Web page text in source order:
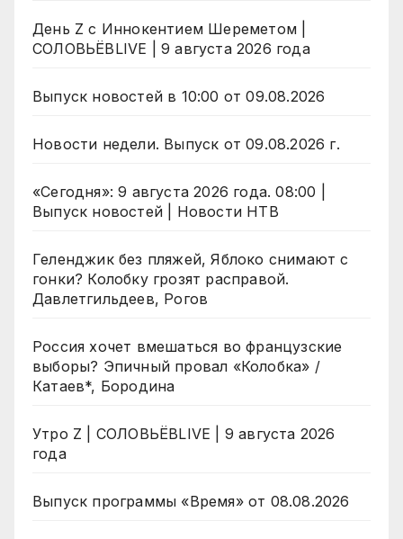
День Z с Иннокентием Шереметом |
СОЛОВЬЁВLIVE | 9 августа 2026 года
Выпуск новостей в 10:00 от 09.08.2026
Новости недели. Выпуск от 09.08.2026 г.
«Сегодня»: 9 августа 2026 года. 08:00 |
Выпуск новостей | Новости НТВ
Геленджик без пляжей, Яблоко снимают с
гонки? Колобку грозят расправой.
Давлетгильдеев, Рогов
Россия хочет вмешаться во французские
выборы? Эпичный провал «Колобка» /
Катаев*, Бородина
Утро Z | СОЛОВЬЁВLIVE | 9 августа 2026
года
Выпуск программы «Время» от 08.08.2026